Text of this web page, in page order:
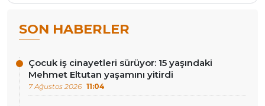
SON HABERLER
Çocuk iş cinayetleri sürüyor: 15 yaşındaki
Mehmet Eltutan yaşamını yitirdi
7 Ağustos 2026 11:04